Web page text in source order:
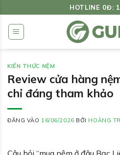
qua
dung
HOTLINE 0Đ:
KIẾN THỨC NỆM
Review cửa hàng
chỉ đáng tham khảo
ĐĂNG VÀO 16/06/2026 BỞI HOÀNG
Câu hỏi “mua nệm ở đâu Bạc